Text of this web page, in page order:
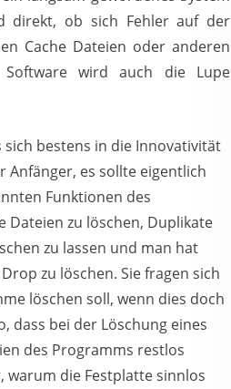
direkt, ob sich Fehler auf der
Cache Dateien oder anderen
Software wird auch die Lupe
sich bestens in die Innovativität
Anfänger, es sollte eigentlich
Funktionen des
Dateien zu löschen, Duplikate
zu lassen und man hat
zu löschen. Sie fragen sich
löschen soll, wenn dies doch
dass bei der Löschung eines
des Programms restlos
die Festplatte sinnlos